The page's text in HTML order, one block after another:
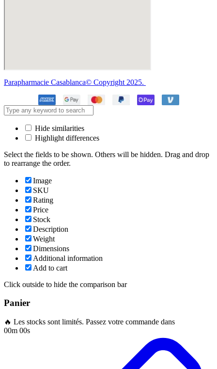
Parapharmacie Casablanca© Copyright 2025.
Hide similarities
Highlight differences
Select the fields to be shown. Others will be hidden. Drag and drop
to rearrange the order.
Image
SKU
Rating
Price
Stock
Description
Weight
Dimensions
Additional information
Add to cart
Click outside to hide the comparison bar
Panier
🔥 Les stocks sont limités. Passez votre commande dans
00m 00s